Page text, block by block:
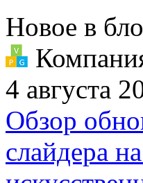
Новое в
4 августа
Обзор
слайдера